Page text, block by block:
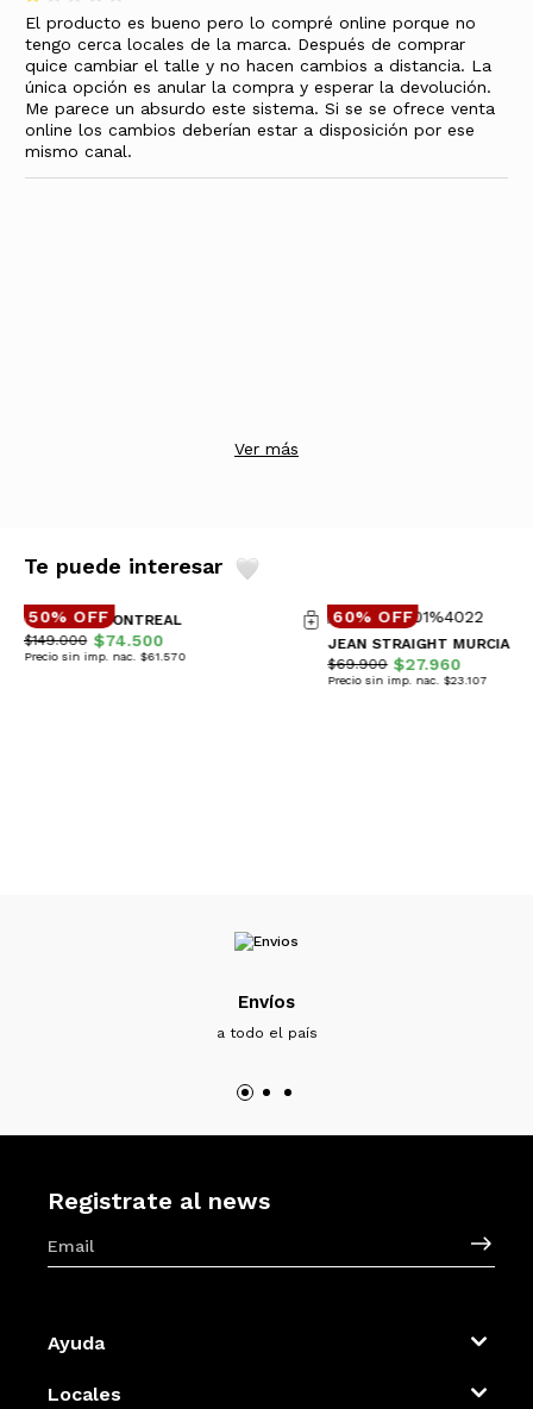
El producto es bueno pero lo compré online porque no
tengo cerca locales de la marca. Después de comprar
quice cambiar el talle y no hacen cambios a distancia. La
única opción es anular la compra y esperar la devolución.
Me parece un absurdo este sistema. Si se se ofrece venta
online los cambios deberían estar a disposición por ese
mismo canal.
Ver más
Te puede interesar
50% OFF
CAMPERA MONTREAL
$149.000 $74.500
Precio sin imp. nac. $61.570
60% OFF
JEAN STRAIGHT MURCIA
$69.900 $27.960
Precio sin imp. nac. $23.107
Envíos
a todo el país
Registrate al news
Ayuda
Locales